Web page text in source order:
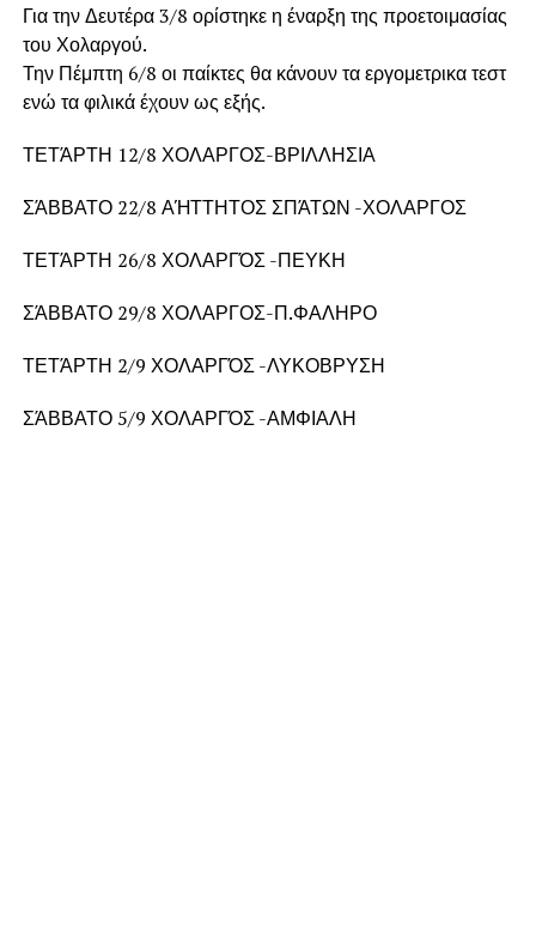
Για την Δευτέρα 3/8 ορίστηκε η έναρξη της προετοιμασίας
του Χολαργού.
Την Πέμπτη 6/8 οι παίκτες θα κάνουν τα εργομετρικα τεστ
ενώ τα φιλικά έχουν ως εξής.
ΤΕΤΆΡΤΗ 12/8 ΧΟΛΑΡΓΟΣ-ΒΡΙΛΛΗΣΙΑ
ΣΆΒΒΑΤΟ 22/8 ΑΉΤΤΗΤΟΣ ΣΠΆΤΩΝ -ΧΟΛΑΡΓΟΣ
ΤΕΤΆΡΤΗ 26/8 ΧΟΛΑΡΓΌΣ -ΠΕΥΚΗ
ΣΆΒΒΑΤΟ 29/8 ΧΟΛΑΡΓΟΣ-Π.ΦΑΛΗΡΟ
ΤΕΤΆΡΤΗ 2/9 ΧΟΛΑΡΓΌΣ -ΛΥΚΟΒΡΥΣΗ
ΣΆΒΒΑΤΟ 5/9 ΧΟΛΑΡΓΌΣ -ΑΜΦΙΑΛΗ